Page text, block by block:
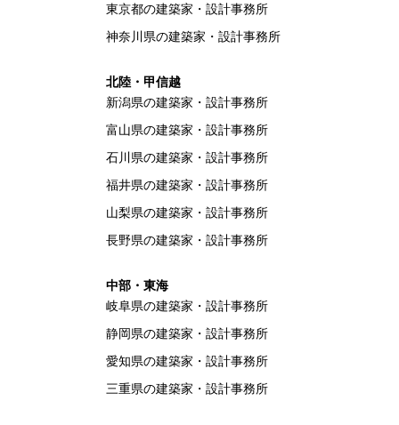
東京都の建築家・設計事務所
神奈川県の建築家・設計事務所
北陸・甲信越
新潟県の建築家・設計事務所
富山県の建築家・設計事務所
石川県の建築家・設計事務所
福井県の建築家・設計事務所
山梨県の建築家・設計事務所
長野県の建築家・設計事務所
中部・東海
岐阜県の建築家・設計事務所
静岡県の建築家・設計事務所
愛知県の建築家・設計事務所
三重県の建築家・設計事務所